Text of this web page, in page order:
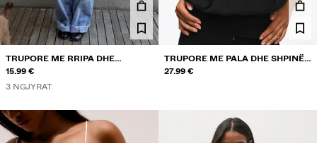
TRUPORE ME RRIPA DHE
DANTELLË
15.99 €
3 NGJYRAT
TRUPORE ME PALA DHE SHPINË
TË HAPUR
27.99 €